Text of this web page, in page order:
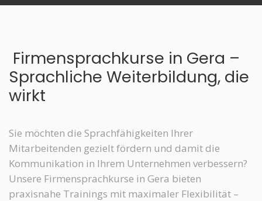
Firmensprachkurse in Gera –
Sprachliche Weiterbildung, die
wirkt
Sie möchten die Sprachfähigkeiten Ihrer
Mitarbeitenden gezielt fördern und damit die
Kommunikation in Ihrem Unternehmen verbessern?
Unsere Firmensprachkurse in Gera bieten
praxisnahe Trainings mit maximaler Flexibilität –